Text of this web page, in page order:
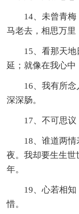
14、未曾青
马老去，相思万里
15、看那天
延；就像在我心中
16、我有所
深深肠。
17、不可思议
18、谁道两
夜。我却要生生
年。
19、心若相
惜。